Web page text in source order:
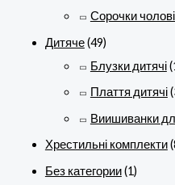
Сорочки
Дитяче(49)
Блузки дитячі
Плаття дитячі
Виишиванки
Хрестильні комплекти
Без категории(1)